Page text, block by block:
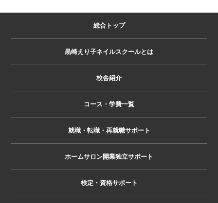
総合トップ
黒崎えり子ネイルスクールとは
校舎紹介
コース・学費一覧
就職・転職・再就職サポート
ホームサロン開業独立サポート
検定・資格サポート